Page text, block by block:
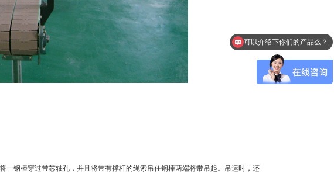
钢棒穿过带芯轴孔，并且将带有撑杆的绳索吊住钢棒两端将带吊起。吊运时，还
可以介绍下你们的产品么？
你们是怎么收费的呢？